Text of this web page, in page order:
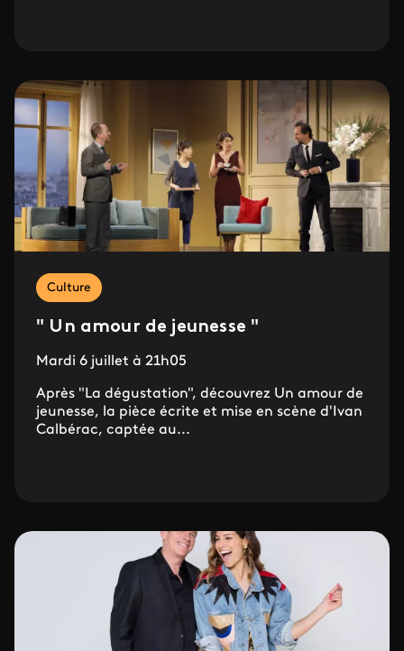
Culture
" Un amour de jeunesse "
Mardi 6 juillet à 21h05
Après "La dégustation", découvrez Un amour de
jeunesse, la pièce écrite et mise en scène d'Ivan
Calbérac, captée au...